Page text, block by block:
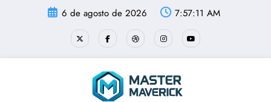
6 de agosto de 2026 7:57:12 AM